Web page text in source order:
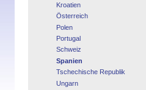
Kroatien
Österreich
Polen
Portugal
Schweiz
Spanien
Tschechische Republik
Ungarn